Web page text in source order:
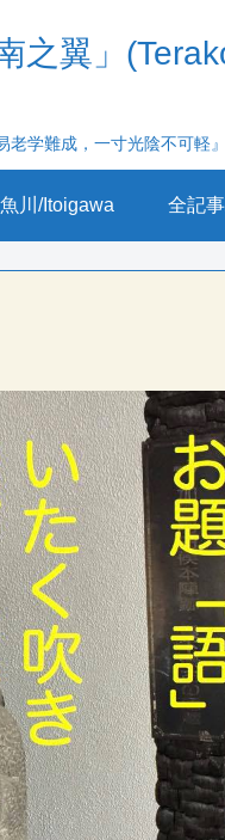
之翼」
老学難成，一寸光陰不可軽
川/Itoigawa 全記